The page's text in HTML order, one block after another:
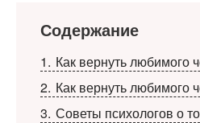
Содержание
1
Как вернуть любимого
2 Как вернуть любимого
3 Советы психологов о